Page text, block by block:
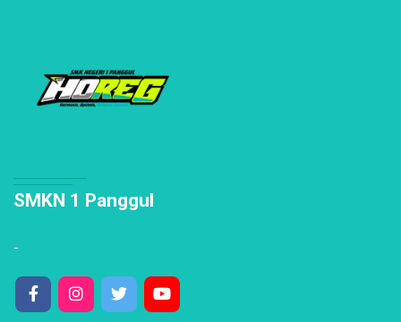
SMKN 1 Panggul
-